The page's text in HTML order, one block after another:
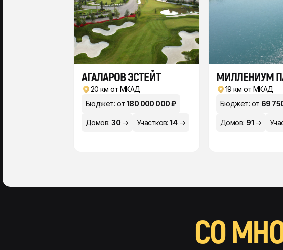
АГАЛАРОВ ЭСТЕЙТ
20 км от МКАД
Бюджет: от 180 000 000 ₽
Домов:30→ Участков:14→
МИЛЛЕНИУМ
19 км от МКАД
Бюджет: от 69
Домов: 91→
СО